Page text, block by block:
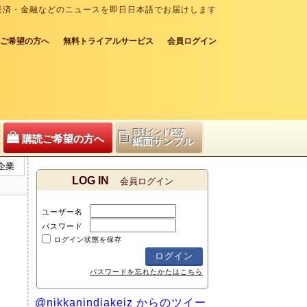
・金融などのニュースを即日日本語でお届けします
希望の方へ 無料トライアルサービス 会員ログイン
購読ご希望の方へ
日刊インド経済
紙面サンプル
業
LOG IN 会員ログイン
ユーザー名
パスワード
ログイン状態を保存
パスワードを忘れたかたはこちら
@nikkanindiakeiz からのツイー